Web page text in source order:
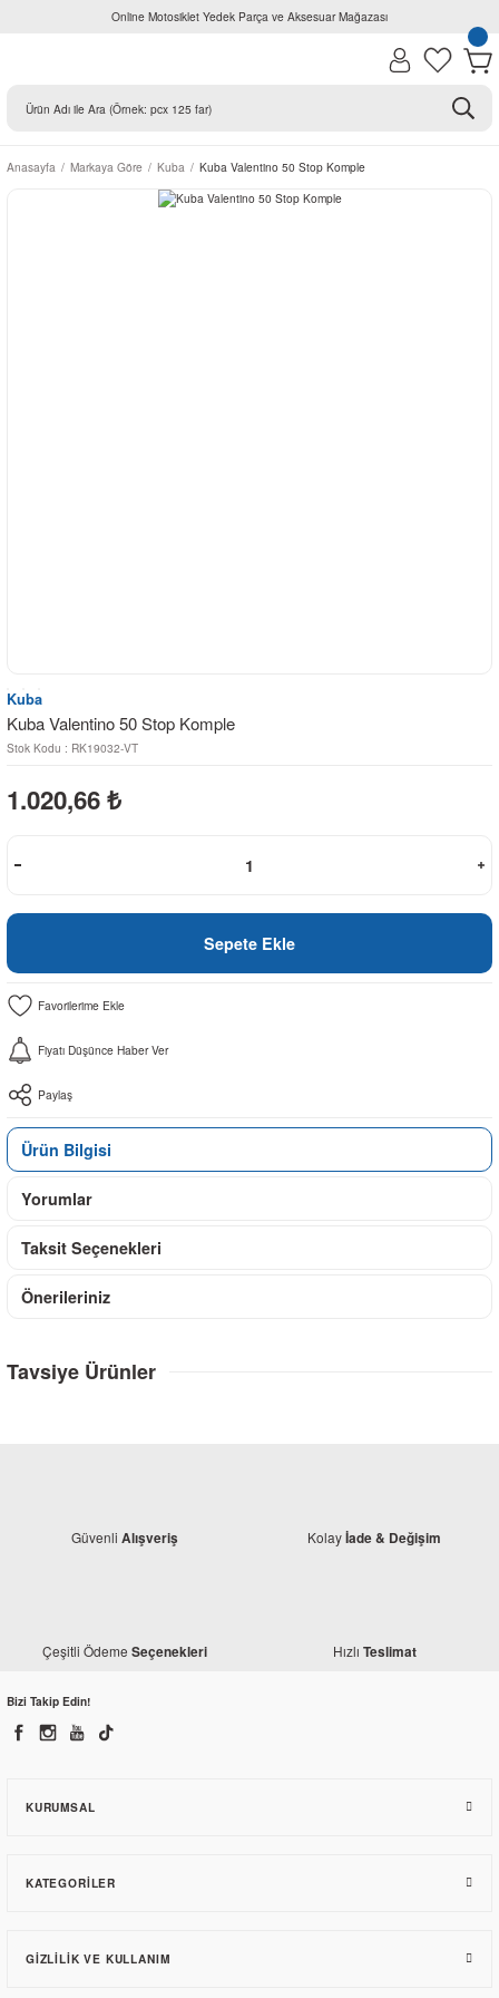
Online Motosiklet Yedek Parça ve Aksesuar Mağazası
Anasayfa Markaya Göre Kuba Kuba Valentino 50 Stop Komple
Kuba
Kuba Valentino 50 Stop Komple
Stok Kodu : RK19032-VT
1.020,66 ₺
Sepete Ekle
Fiyatı Düşünce Haber Ver
Paylaş
Ürün Bilgisi
Yorumlar
Taksit Seçenekleri
Önerileriniz
Tavsiye Ürünler
170,78 TL
Güvenli Alışveriş Kolayİade & Değişim
Çeşitli Ödeme Seçenekleri Hızlı Teslimat
Bizi Takip Edin!
KURUMSAL
KATEGORILER
GIZLILIK VE KULLANIM